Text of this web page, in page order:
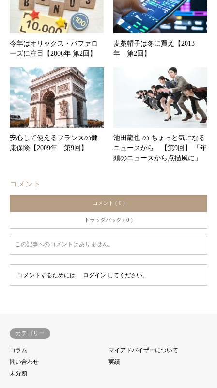
今年はオリックス・バファロ
ーズに注目【2006年 第2回】
麦藁帽子は冬に買え【2013
年 第2回】
安心して使えるフランスの健
康保険【2009年 第9回】
池田龍也 の ちょっと気になる
ニュースから 【第9回】 「年
頭のニュースから点描風に」
コメント
コメント ( 0 )
トラックバック ( 0 )
この記事へのコメントはありません。
コメントするためには、 ログイン してください。
カテゴリー
コラム
マイアドバイザーについて
問い合わせ
実績
未分類